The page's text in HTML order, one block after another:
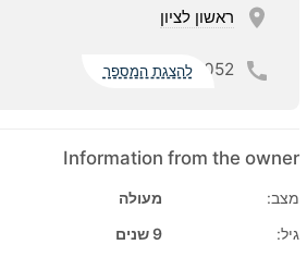
ראשון לציון
052 להצגת המספר
Information from the owner
מצב:
מעולה
גיל:
9 שנים